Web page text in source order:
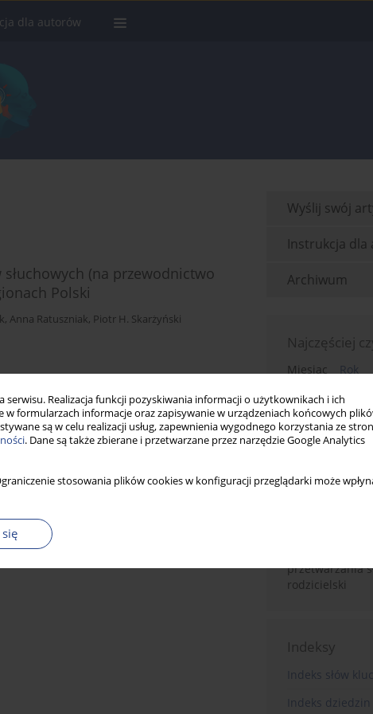
Realizacja funkcji pozyskiwania informacji o użytkownikach i ich
formularzach informacje oraz zapisywanie w urządzeniach końcowych
są w celu realizacji usług, zapewnienia wygodnego korzystania ze
. Dane są także zbierane i przetwarzane przez narzędzie Google Analytics
stosowania plików cookies w konfiguracji przeglądarki może
dla autorów
(na przewodnictwo
Polski
, Anna Ratuszniak, Piotr H. Skarżyński
Wyślij swój
Instrukcja
Archiwum
Najczęściej
Miesiąc
Rok
Badanie
choroby
przegląd
Choroba
diagnostyka,
leczenia i
Relacje
dzieci z
przetwarzania
rodzicielski
Indeksy
Indeks słów
Indeks dziedzin